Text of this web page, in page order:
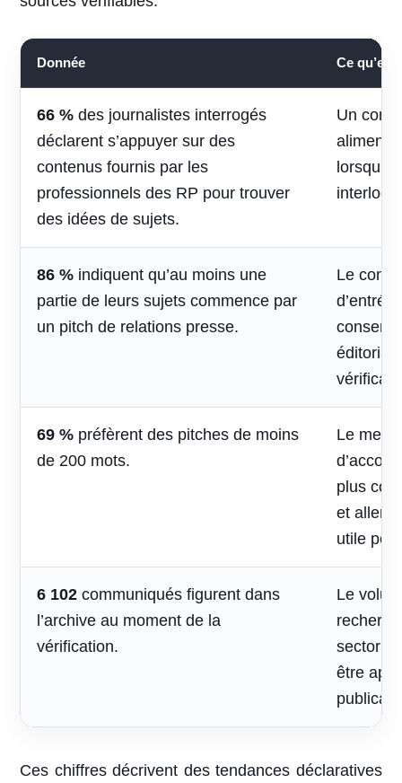
Donnée Ce
66 % des journalistes interrogés
déclarent s’appuyer sur des
contenus fournis par les
professionnels des RP pour trouver
des idées de sujets.
Un
lorsqu’il
86 % indiquent qu’au moins une
partie de leurs sujets commence par
un pitch de relations presse.
Le
69 % préfèrent des pitches de moins
de 200 mots.
Le
plus
et aller
utile
6 102 communiqués figurent dans
l’archive au moment de la
vérification.
Le
être
Ces chiffres décrivent des tendances déclaratives